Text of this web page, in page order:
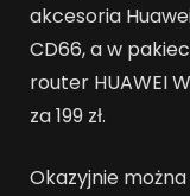
akcesoria
CD66, a w
router HUAWEI
za 199 zł.
Okazyjnie